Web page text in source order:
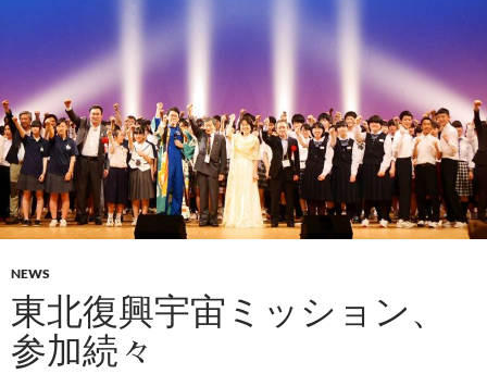
NEWS
東北復興宇宙ミッション、
参加続々